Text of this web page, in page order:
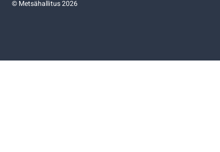
©Metsähallitus 2026